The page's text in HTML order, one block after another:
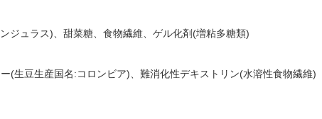
ジュラス)、甜菜糖、食物繊維、ゲル化剤(増粘多糖類)
(生豆生産国名:コロンビア)、難消化性デキストリン(水溶性食物繊維)